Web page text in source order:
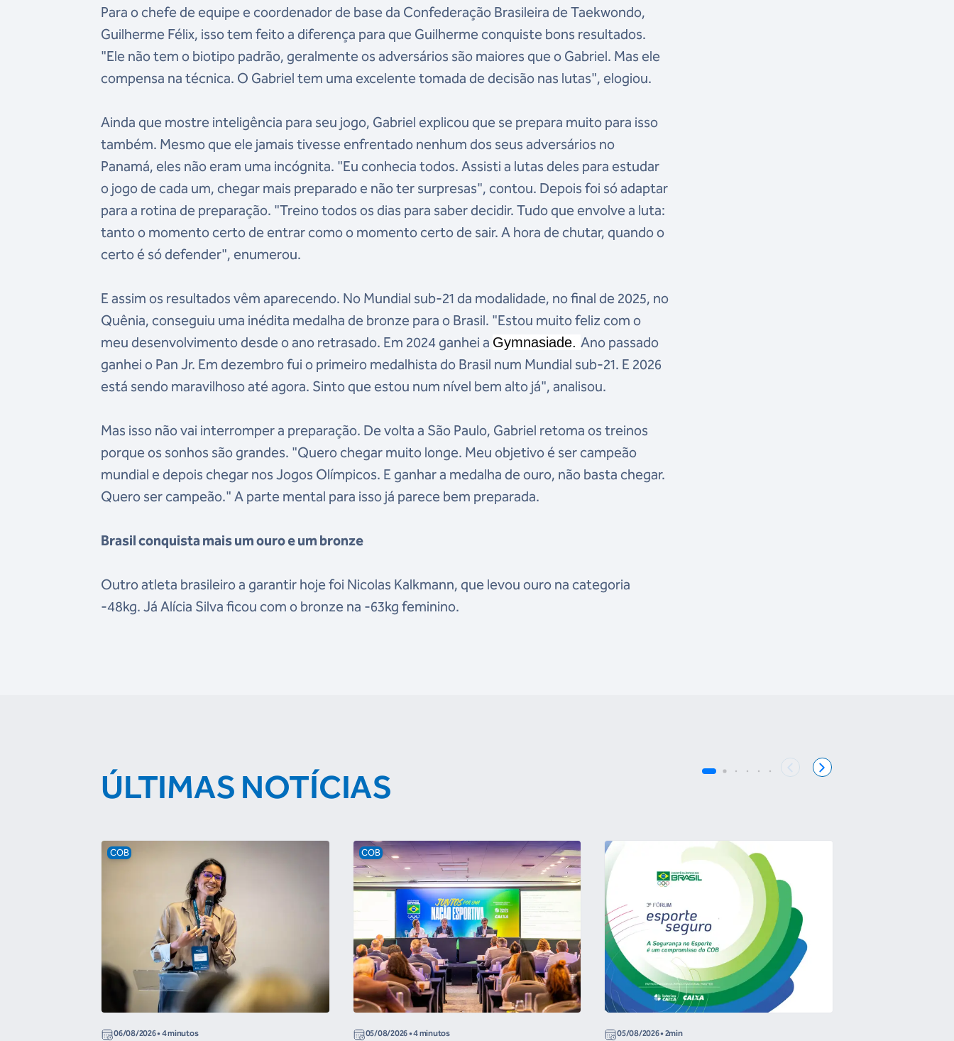
Para o chefe de equipe e coordenador de base da Confederação Brasileira de Taekwondo,
Guilherme Félix, isso tem feito a diferença para que Guilherme conquiste bons resultados.
"Ele não tem o biotipo padrão, geralmente os adversários são maiores que o Gabriel. Mas ele
compensa na técnica. O Gabriel tem uma excelente tomada de decisão nas lutas", elogiou.
Ainda que mostre inteligência para seu jogo, Gabriel explicou que se prepara muito para isso
também. Mesmo que ele jamais tivesse enfrentado nenhum dos seus adversários no
Panamá, eles não eram uma incógnita. "Eu conhecia todos. Assisti a lutas deles para estudar
o jogo de cada um, chegar mais preparado e não ter surpresas", contou. Depois foi só adaptar
para a rotina de preparação. "Treino todos os dias para saber decidir. Tudo que envolve a luta:
tanto o momento certo de entrar como o momento certo de sair. A hora de chutar, quando o
certo é só defender", enumerou.
E assim os resultados vêm aparecendo. No Mundial sub-21 da modalidade, no final de 2025, no
Quênia, conseguiu uma inédita medalha de bronze para o Brasil. "Estou muito feliz com o
meu desenvolvimento desde o ano retrasado. Em 2024 ganhei a Gymnasiade.Ano passado
ganhei o Pan Jr. Em dezembro fui o primeiro medalhista do Brasil num Mundial sub-21. E 2026
está sendo maravilhoso até agora. Sinto que estou num nível bem alto já", analisou.
Mas isso não vai interromper a preparação. De volta a São Paulo, Gabriel retoma os treinos
porque os sonhos são grandes. "Quero chegar muito longe. Meu objetivo é ser campeão
mundial e depois chegar nos Jogos Olímpicos. E ganhar a medalha de ouro, não basta chegar.
Quero ser campeão." A parte mental para isso já parece bem preparada.
Brasil conquista mais um ouro e um bronze
Outro atleta brasileiro a garantir hoje foi Nicolas Kalkmann, que levou ouro na categoria
-48kg. Já Alícia Silva ficou com o bronze na -63kg feminino.
ÚLTIMAS NOTÍCIAS
COB
06/08/2026• 4 minutos
COB
05/08/2026• 4 minutos 05/08/2026• 2min